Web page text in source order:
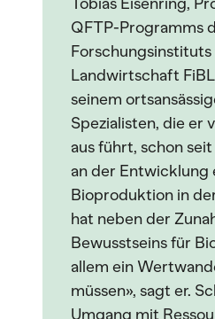
QFTP-Programms
Landwirtschaft
seinem
Spezialisten, die er
aus führt, schon
an der Entwicklung
Bioproduktion in
hat neben der
Bewusstseins für
allem ein
müssen», sagt er.
Umgang mit